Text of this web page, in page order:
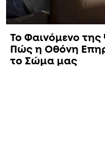
Το Φαινόμενο
Πώς η Οθόνη
το Σώμα μας